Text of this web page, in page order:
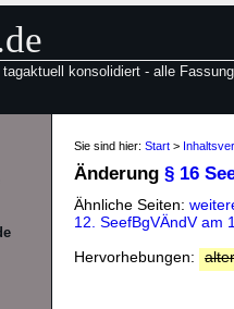
tagaktuell konsolidiert - alle
Sie sind hier: Start >
Änderung § 16
Ähnliche Seiten:
12. SeefBgVÄndV am
Hervorhebungen: